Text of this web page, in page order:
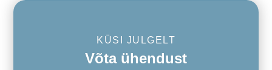
KÜSI JULGELT
Võta ühendust